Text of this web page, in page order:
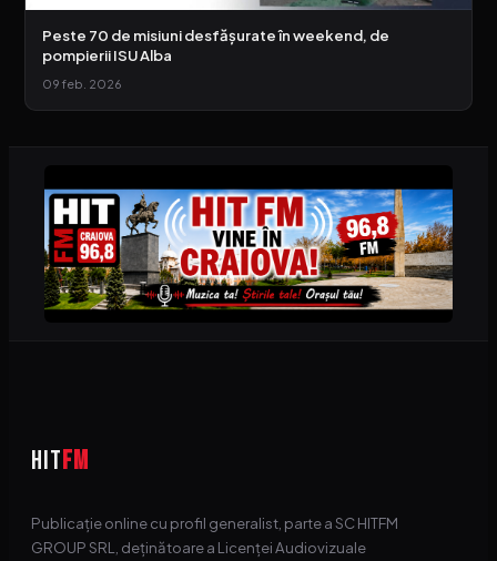
Peste 70 de misiuni desfășurate în weekend, de
pompierii ISU Alba
09 feb. 2026
HITFM
Publicație online cu profil generalist, parte a SC HITFM
GROUP SRL, deținătoare a Licenței Audiovizuale